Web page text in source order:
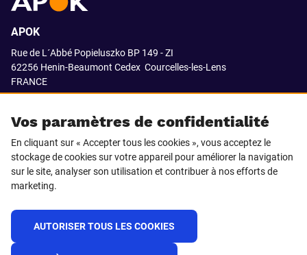
Vos paramètres de confidentialité
En cliquant sur « Accepter tous les cookies », vous acceptez le
stockage de cookies sur votre appareil pour améliorer la navigation
sur le site, analyser son utilisation et contribuer à nos efforts de
marketing.
AUTORISER TOUS LES COOKIES
APOK
Rue de L´Abbé Popieluszko BP 149 - ZI
62256 Henin-Beaumont Cedex Courcelles-les-Lens
FRANCE
SUIVEZ-NOUS SUR
© 2021 APOK